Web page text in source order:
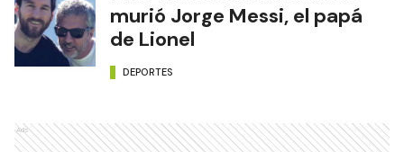
murió Jorge Messi, el papá
de Lionel
DEPORTES
Ads